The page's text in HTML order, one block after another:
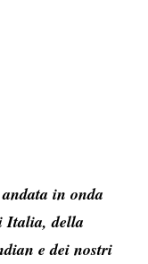
in onda
Italia, della
e dei nostri